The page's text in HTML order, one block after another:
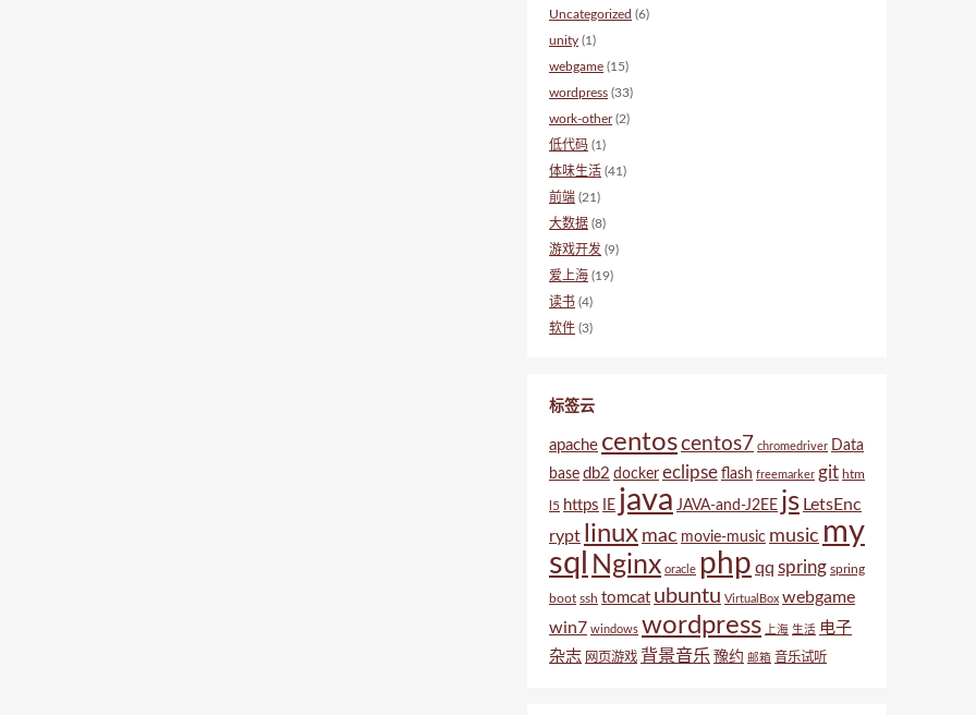
Uncategorized (6)
unity (1)
webgame (15)
wordpress (33)
work-other(2)
低代码 (1)
体味生活 (41)
前端 (21)
大数据 (8)
游戏开发 (9)
爱上海 (19)
读书 (4)
软件 (3)
标签云
apache centoscentos7 chromedriver Data
base db2 docker eclipse flash freemarker git htm
l5 https IE java JAVA-and-J2EE js LetsEnc
rypt
linux mac movie-music music my
sql Nginx oracle php qq spring spring
boot ssh tomcat ubuntu VirtualBox webgame
win7 windows wordpress 上海 生活 电子
杂志 网页游戏 背景音乐 豫约 邮箱 音乐试听